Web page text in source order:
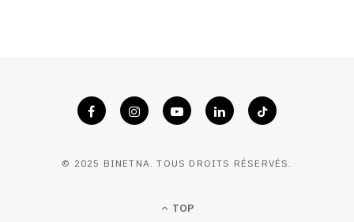
© 2025 BINETNA. TOUS DROITS RÉSERVÉS.
TOP